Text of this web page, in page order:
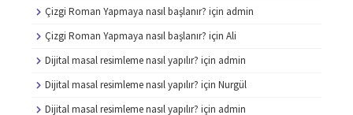
Çizgi Roman Yapmaya nasıl başlanır? için admin
Çizgi Roman Yapmaya nasıl başlanır? için Ali
Dijital masal resimleme nasıl yapılır? için admin
Dijital masal resimleme nasıl yapılır? için Nurgül
Dijital masal resimleme nasıl yapılır? için admin